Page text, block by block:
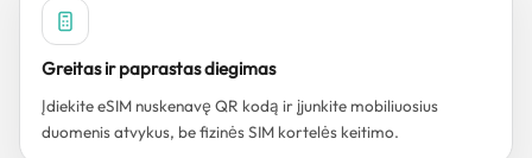
Greitas ir paprastas diegimas
Įdiekite eSIM nuskenavę QR kodą ir įjunkite mobiliuosius
duomenis atvykus, be fizinės SIM kortelės keitimo.